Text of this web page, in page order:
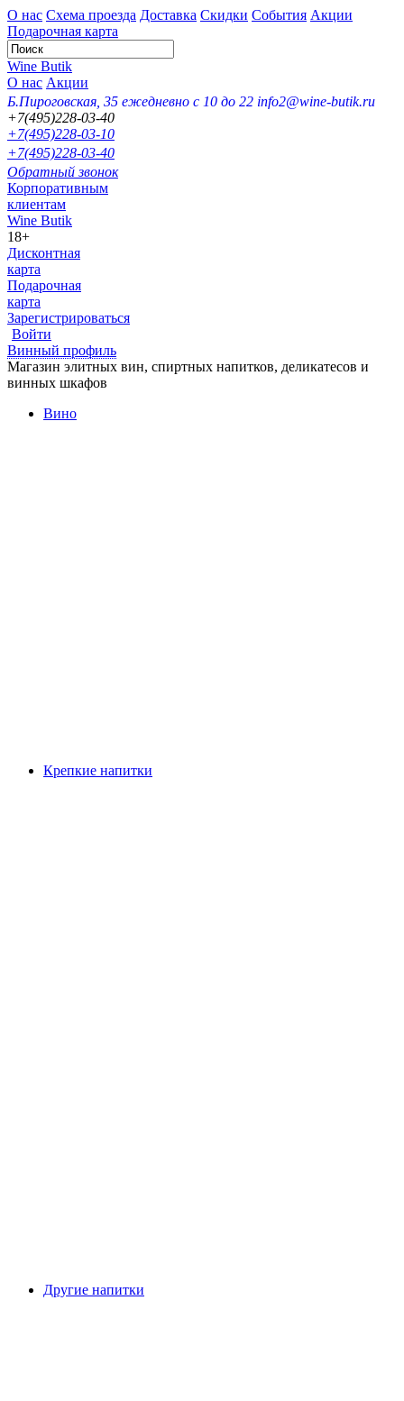
О нас Схема проезда Доставка Скидки События Акции
Подарочная карта
Wine Butik
О нас Акции
Б.Пироговская, 35 ежедневно с 10 до 22 info2@wine-butik.ru
+7(495)228-03-40
+7(495)228-03-10
+7(495)228-03-40
Обратный звонок
Корпоративным
клиентам
Wine Butik
18+
Дисконтная
карта
Подарочная
карта
Зарегистрироваться
Войти
Винный профиль
Магазин элитных вин, спиртных напитков, деликатесов и
винных шкафов
Вино
Крепкие напитки
Другие напитки